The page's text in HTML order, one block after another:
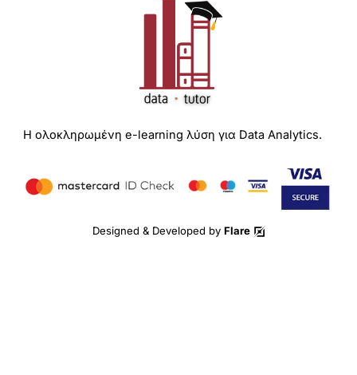
Η ολοκληρωμένη e-learning λύση για Data Analytics.
Designed & Developed by Flare